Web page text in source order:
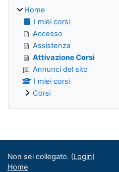
Home
I miei corsi
Accesso
Assistenza
Attivazione Corsi
Annunci del sito
I miei corsi
Corsi
Non sei collegato. (Login)
Home